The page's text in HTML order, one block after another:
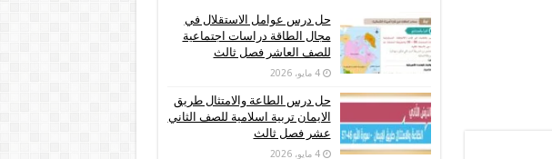
حل درس عوامل الاستقلال في
مجال الطاقة دراسات اجتماعية
للصف العاشر فصل ثالث
4 مايو، 2026
حل درس الطاعة والامتثال طريق
الايمان تربية اسلامية للصف الثاني
عشر فصل ثالث
4 مايو، 2026